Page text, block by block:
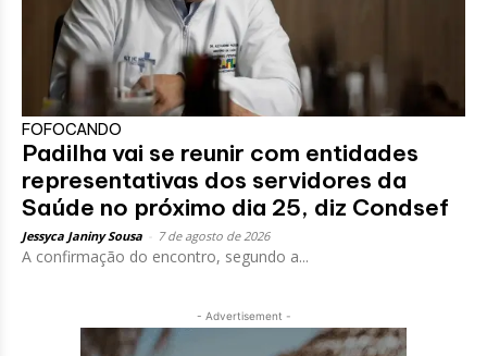
FOFOCANDO
Padilha vai se reunir com entidades
representativas dos servidores da
Saúde no próximo dia 25, diz Condsef
Jessyca Janiny Sousa 7 de agosto de 2026
A confirmação do encontro, segundo a...
- Advertisement -